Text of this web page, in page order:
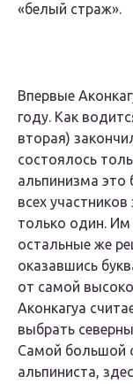
«белый страж».
Впервые
году. Как
вторая)
состоялось
альпинизма это
всех
только один. Им
остальные же
оказавшись
от самой
Аконкагуа
выбрать
Самой большой
альпиниста,